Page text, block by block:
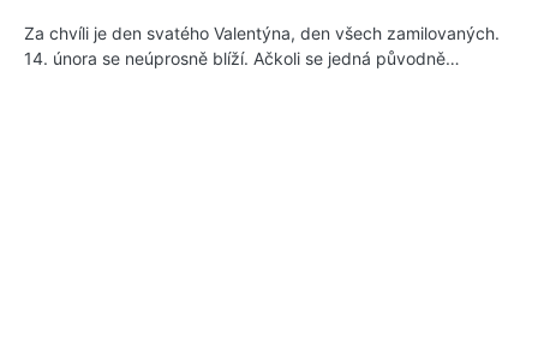
Za chvíli je den svatého Valentýna, den všech zamilovaných.
14. února se neúprosně blíží. Ačkoli se jedná původně…